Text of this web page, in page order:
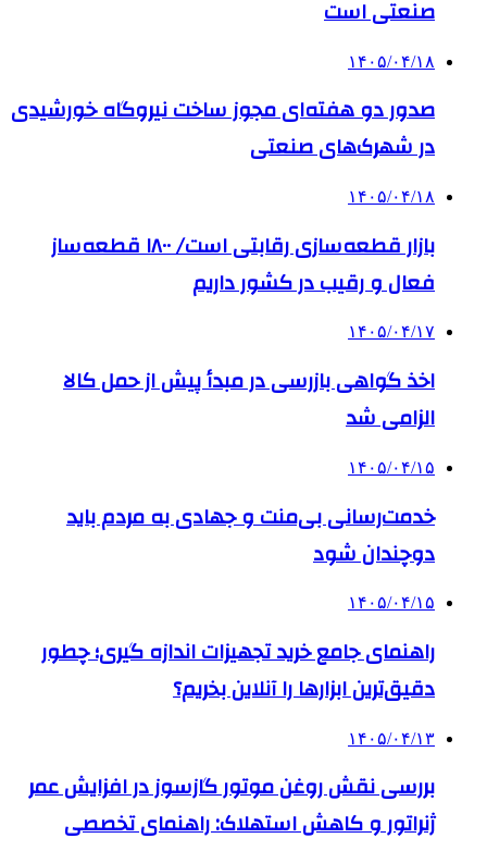
صنعتی است
۱۴۰۵/۰۴/۱۸
صدور دو هفته‌ای مجوز ساخت نیروگاه خورشیدی
در شهرک‌های صنعتی
۱۴۰۵/۰۴/۱۸
بازار قطعه‌سازی رقابتی است/ ۱۸۰۰ قطعه‌ساز
فعال و رقیب در کشور داریم
۱۴۰۵/۰۴/۱۷
اخذ گواهی بازرسی در مبدأ پیش از حمل کالا
الزامی شد
۱۴۰۵/۰۴/۱۵
خدمت‌رسانی بی‌منت و جهادی به مردم باید
دوچندان شود
۱۴۰۵/۰۴/۱۵
راهنمای جامع خرید تجهیزات اندازه گیری؛ چطور
دقیق‌ترین ابزارها را آنلاین بخریم؟
۱۴۰۵/۰۴/۱۳
بررسی نقش روغن موتور گازسوز در افزایش عمر
ژنراتور و کاهش استهلاک: راهنمای تخصصی